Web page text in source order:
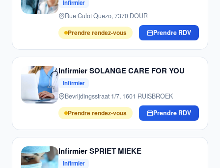
Infirmier
Rue Culot Quezo, 7370 DOUR
Prendre rendez-vous
Prendre RDV
Infirmier SOLANGE CARE FOR YOU
Infirmier
Bevrijdingsstraat 1/7, 1601 RUISBROEK
Prendre rendez-vous
Prendre RDV
Infirmier SPRIET MIEKE
Infirmier